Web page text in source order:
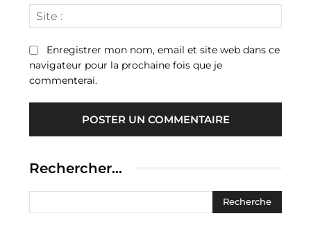
:
Enregistrer mon nom, email et site web dans ce
navigateur pour la prochaine fois que je
commenterai.
Rechercher…